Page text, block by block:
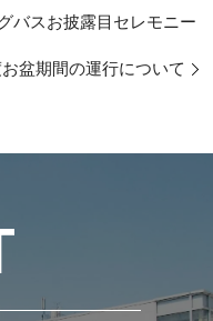
バスお披露目セレモニー
盆期間の運行について